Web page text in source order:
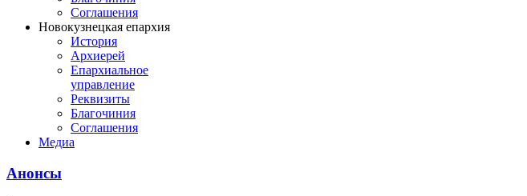
Соглашения
Новокузнецкая епархия
История
Архиерей
Епархиальное
управление
Реквизиты
Благочиния
Соглашения
Медиа
Анонсы